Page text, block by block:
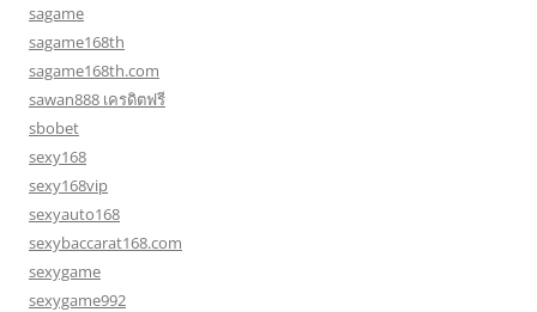
sagame
sagame168th
sagame168th.com
sawan888 เครดิตฟรี
sbobet
sexy168
sexy168vip
sexyauto168
sexybaccarat168.com
sexygame
sexygame992